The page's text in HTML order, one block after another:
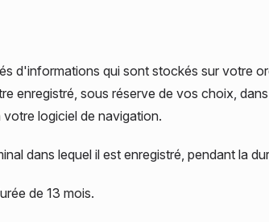
d'informations qui sont stockés sur votre
enregistré, sous réserve de vos choix,
logiciel de navigation.
dans lequel il est enregistré, pendant la
de 13 mois.